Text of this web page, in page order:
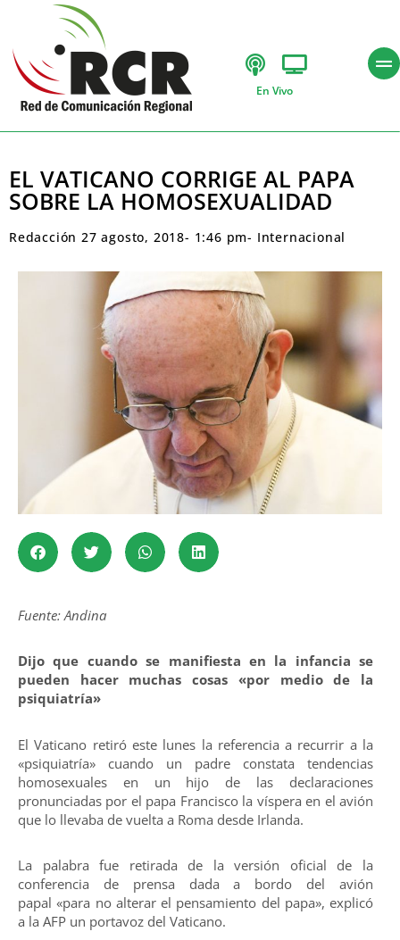
En Vivo
EL VATICANO CORRIGE AL PAPA
SOBRE LA HOMOSEXUALIDAD
Redacción 27 agosto, 2018- 1:46 pm- Internacional
Fuente: Andina
Dijo que cuando se manifiesta en la infancia se
pueden hacer muchas cosas «por medio de la
psiquiatría»
El Vaticano retiró este lunes la referencia a recurrir a la
«psiquiatría» cuando un padre constata tendencias
homosexuales en un hijo de las declaraciones
pronunciadas por el papa Francisco la víspera en el avión
que lo llevaba de vuelta a Roma desde Irlanda.
La palabra fue retirada de la versión oficial de la
conferencia de prensa dada a bordo del avión
papal «para no alterar el pensamiento del papa», explicó
a la AFP un portavoz del Vaticano.